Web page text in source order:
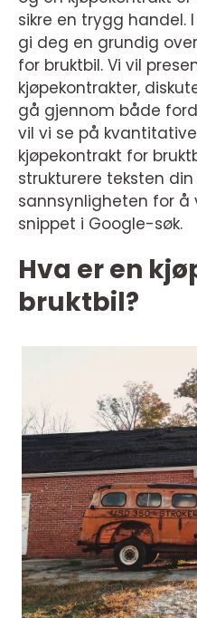
sikre en trygg handel.
gi deg en grundig
for bruktbil. Vi vil
kjøpekontrakter,
gå gjennom både
vil vi se på
kjøpekontrakt for
strukturere teksten
sannsynligheten for
snippet i Google-søk.
Hva er en
bruktbil?